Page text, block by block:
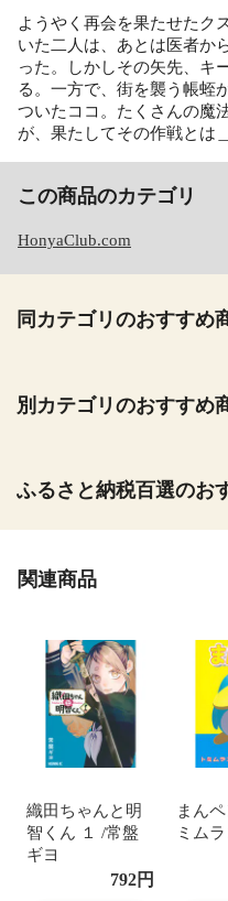
ようやく再会を果たせたク
いた二人は、あとは医者か
った。しかしその矢先、キ
る。一方で、街を襲う帳蛭
ついたココ。たくさんの魔
が、果たしてその作戦とは
この商品のカテゴリ
HonyaClub.com
同カテゴリのおすすめ
別カテゴリのおすすめ
ふるさと納税百選のお
関連商品
織田ちゃんと明
智くん １ /常盤
ギヨ
792円
まん
ミム